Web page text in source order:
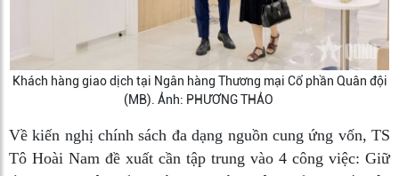
Khách hàng giao dịch tại Ngân hàng Thương mại Cổ phần Quân đội
(MB). Ảnh: PHƯƠNG THẢO
Về kiến nghị chính sách đa dạng nguồn cung ứng vốn, TS
Tô Hoài Nam đề xuất cần tập trung vào 4 công việc: Giữ